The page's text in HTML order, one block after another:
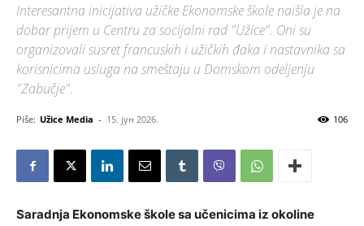
Interesantna inicijativa užičke Ekonomske škole naišla je na
dobar prijem u Centru za socijalni rad "Užice". Oni su
organizovali susret francuskih i užičkih đaka i nastavnika sa
korisnicima usluga na smeštaju u Domskom odeljenju
"Zabučje".
Piše: Užice Media - 15. јун 2026. 106
Saradnja Ekonomske škole sa učenicima iz okoline